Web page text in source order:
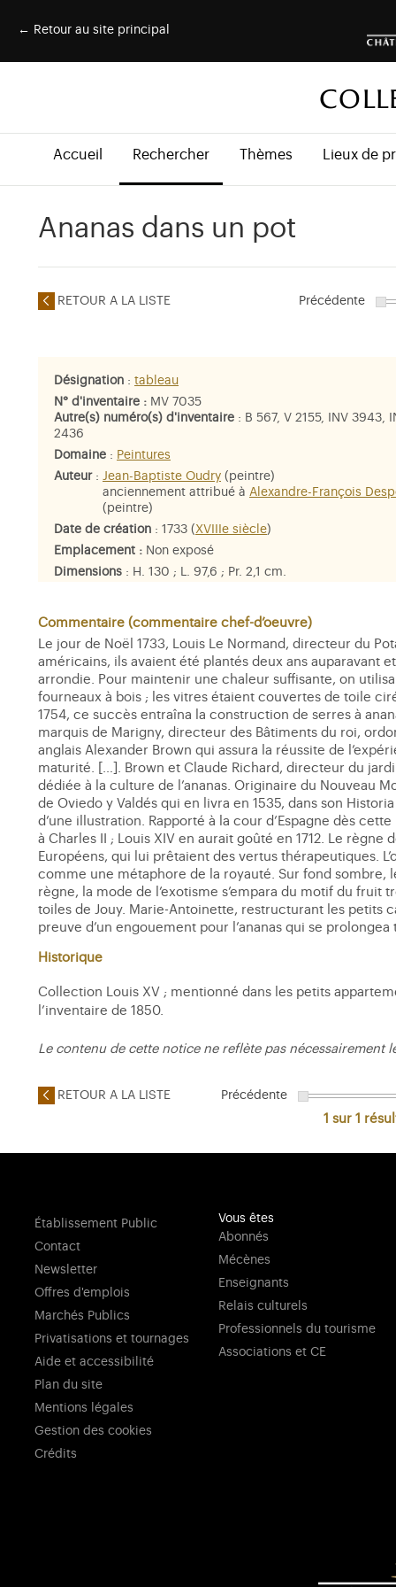
← Retour au site principal
Accueil Rechercher Thèmes Lieux de
Ananas dans un pot
RETOUR A LA LISTE Précédente
Désignation : tableau
N° d'inventaire : MV 7035
Autre(s) numéro(s) d'inventaire : B 567, V 2155, INV 3943,
2436
Domaine : Peintures
Auteur: Jean-Baptiste Oudry (peintre)
anciennement attribué à Alexandre-François
(peintre)
Date de création : 1733 ( XVIIIe siècle)
Emplacement : Non exposé
Dimensions : H. 130 ; L. 97,6 ; Pr. 2,1 cm.
Commentaire (commentaire chef-d’oeuvre)
Le jour de Noël 1733, Louis Le Normand, directeur du
américains, ils avaient été plantés deux ans auparavant
arrondie. Pour maintenir une chaleur suffisante, on
fourneaux à bois ; les vitres étaient couvertes de toile
1754, ce succès entraîna la construction de serres à
marquis de Marigny, directeur des Bâtiments du roi,
anglais Alexander Brown qui assura la réussite de
maturité. […]. Brown et Claude Richard, directeur du
dédiée à la culture de l’ananas. Originaire du Nouveau
de Oviedo y Valdés qui en livra en 1535, dans son
d’une illustration. Rapporté à la cour d’Espagne dès
à Charles II ; Louis XIV en aurait goûté en 1712. Le
Européens, qui lui prêtaient des vertus thérapeutiques.
comme une métaphore de la royauté. Sur fond sombre,
règne, la mode de l’exotisme s’empara du motif du
toiles de Jouy. Marie-Antoinette, restructurant les petits
preuve d’un engouement pour l’ananas qui se
Historique
Collection Louis XV ; mentionné dans les petits
l’inventaire de 1850.
Le contenu de cette notice ne reflète pas nécessairement
RETOUR A LA LISTE Précédente
1 sur 1
Établissement Public
Contact
Newsletter
Offres d'emplois
Marchés Publics
Privatisations et tournages
Aide et accessibilité
Plan du site
Mentions légales
Gestion des cookies
Crédits
Vous êtes
Abonnés
Mécènes
Enseignants
Relais culturels
Professionnels du tourisme
Associations et CE